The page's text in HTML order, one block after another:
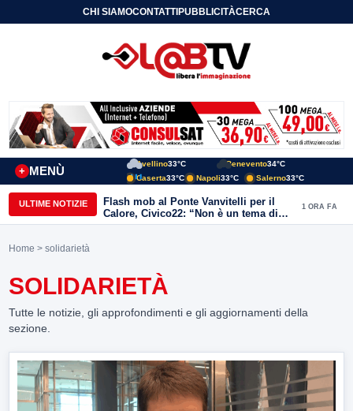
CHI SIAMOCONTATTIPUBBLICITÀCERCA
MENÙ
+
Avellino33°C Benevento34°C
Caserta33°C Napoli33°C Salerno33°C
ULTIME NOTIZIE
Flash mob al Ponte Vanvitelli per il
Calore, Civico22: “Non è un tema di
quartiere, riguarda tutta Benevento”
1 ORA FA
Home > solidarietà
SOLIDARIETÀ
Tutte le notizie, gli approfondimenti e gli aggiornamenti della
sezione.